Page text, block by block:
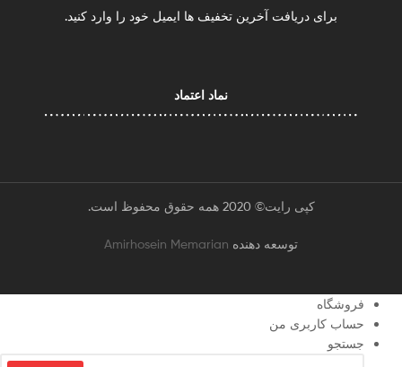
برای دریافت آخرین تخفیف ها ایمیل خود را وارد کنید.
نماد اعتماد
کپی رایت© 2020 همه حقوق محفوظ است.
توسعه دهنده Amirhosein Memarian
فروشگاه
حساب کاربری من
جستجو